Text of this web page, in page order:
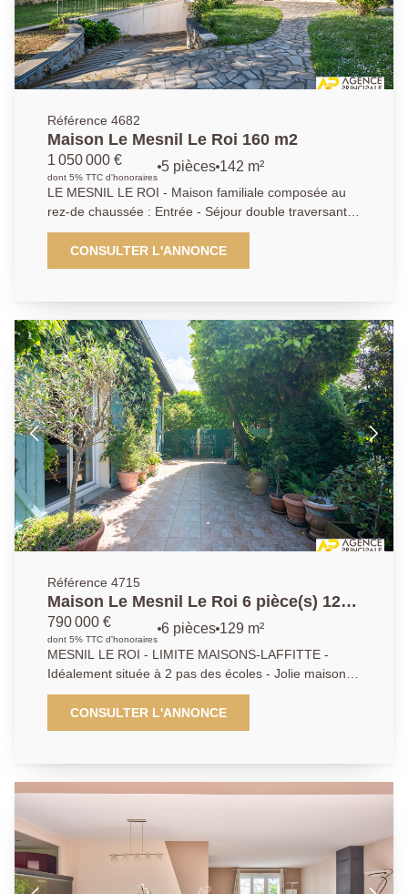
Référence 4682
Maison Le Mesnil Le Roi 160 m2
1 050 000 €
dont 5% TTC d'honoraires
5 pièces 142 m²
LE MESNIL LE ROI - Maison familiale composée au
rez-de chaussée : Entrée - Séjour double traversant -
Cuisine indépendante aménagée et équipée - 2
chambres au rez de chaussée - Salle d'eau - A l'étage
une très grande chambre de 25m² divisable - Salle de
avec cave à vin voutée et Garage double - Le tout
édifiée sur un terrain de 945m². Exclusivité Agence
Principale - AP 01.39.62.04.04
CONSULTER L'ANNONCE
Référence 4715
Maison Le Mesnil Le Roi 6 pièce(s) 129
m2
790 000 €
dont 5% TTC d'honoraires
6 pièces 129 m²
MESNIL LE ROI - LIMITE MAISONS-LAFFITTE -
Idéalement située à 2 pas des écoles - Jolie maison
composée d'un sejour double ouvrant directement sur
terrasse - Cuisine dinatoire indépendante - 3
chambres dont une au rez de chaussée - Bureau -
CONSULTER L'ANNONCE